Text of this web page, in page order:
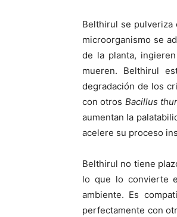
Belthirul se pulveriza
microorganismo se
de la planta,
mueren. Belthirul
degradación de los
con otros Bacillus
aumentan la
acelere su proceso
Belthirul no tiene
lo que lo convierte
ambiente. Es
perfectamente con